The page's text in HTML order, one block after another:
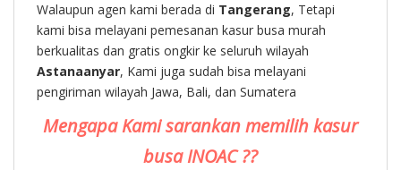
Walaupun agen kami berada di Tangerang, Tetapi
kami bisa melayani pemesanan kasur busa murah
berkualitas dan gratis ongkir ke seluruh wilayah
Astanaanyar, Kami juga sudah bisa melayani
pengiriman wilayah Jawa, Bali, dan Sumatera
Mengapa Kami sarankan memilih kasur
busa INOAC ??